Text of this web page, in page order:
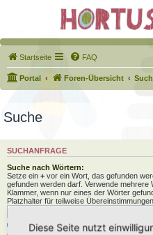
Startseite FAQ
Portal Foren-Übersicht
Suche
SUCHANFRAGE
Suche nach Wörtern:
Setze ein + vor ein Wort, das gefunden
gefunden werden darf. Verwende mehrere
Klammer, wenn nur eines der Wörter
Platzhalter für teilweise Übereinstimmungen.
Nach allen Begriffen suchen oder
Diese Seite nutzt